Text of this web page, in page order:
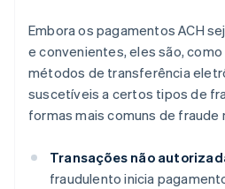
Embora os pagamentos ACH
e convenientes, eles são,
métodos de transferência
suscetíveis a certos tipos de
formas mais comuns de fraude
Transações não
fraudulento inicia